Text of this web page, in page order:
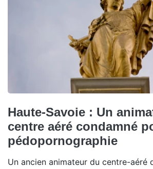
Haute-Savoie : Un
centre aéré condamné
pédopornographie
Un ancien animateur du centre-aéré